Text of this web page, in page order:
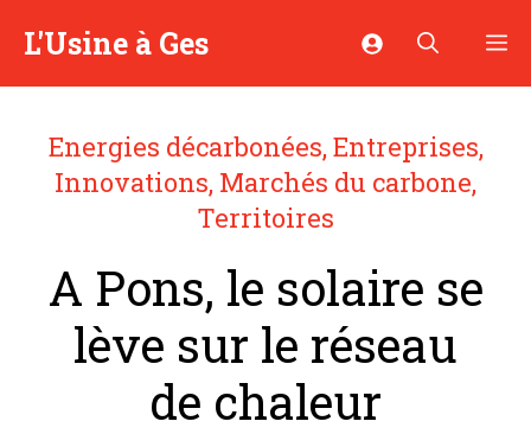
L'Usine à Ges
Energies décarbonées,Entreprises,
Innovations, Marchés du carbone,
Territoires
A Pons, le solaire se
lève sur le réseau
de chaleur